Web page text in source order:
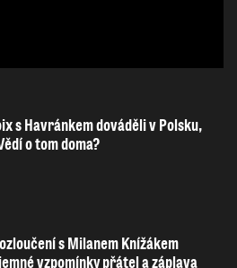
s Havránkem dováděli v Polsku,
o tom doma?
s Milanem Knížákem
vzpomínky přátel a záplava